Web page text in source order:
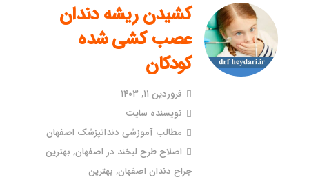
کشیدن ریشه دندان
عصب کشی شده
کودکان
فروردین ۱۱, ۱۴۰۳
نویسنده سایت
مطالب آموزشی دندانپزشک اصفهان
اصلاح طرح لبخند در اصفهان, بهترین
جراح دندان اصفهان, بهترین